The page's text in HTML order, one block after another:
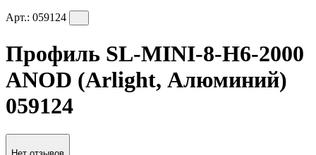
Арт.: 059124
Профиль SL-MINI-8-H6-2000
ANOD (Arlight, Алюминий)
059124